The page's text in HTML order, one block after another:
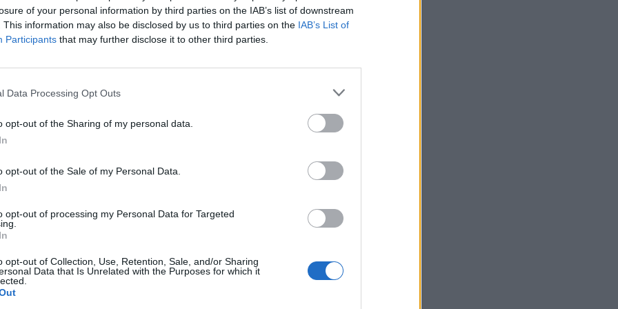
of your personal information by third parties on the IAB’s list of downstream
This information may also be disclosed by us to third parties on the IAB’s List of
Participants that may further disclose it to other third parties.
Data Processing Opt Outs
opt-out of the Sharing of my personal data.
opt-out of the Sale of my Personal Data.
opt-out of processing my Personal Data for Targeted
opt-out of Collection, Use, Retention, Sale, and/or Sharing
Data that Is Unrelated with the Purposes for which it
elé kellene vinni - írja a Reuters.
harmadik legnagyobb bankja texasi szövetségi bírósághoz fordult annak
eljárás zárt ajtók mögött folyjon. Julia Carreon, a vagyonkezelési platformokért és
kártérítést követelve a bankon. Carreon állítása...
portfolio.hu hírarchívumához tartozik, melynek olvasása előfizetéses
tartalmazza:
cikkarchívum
elmúlt 2 év napon belüli
Előfizetés